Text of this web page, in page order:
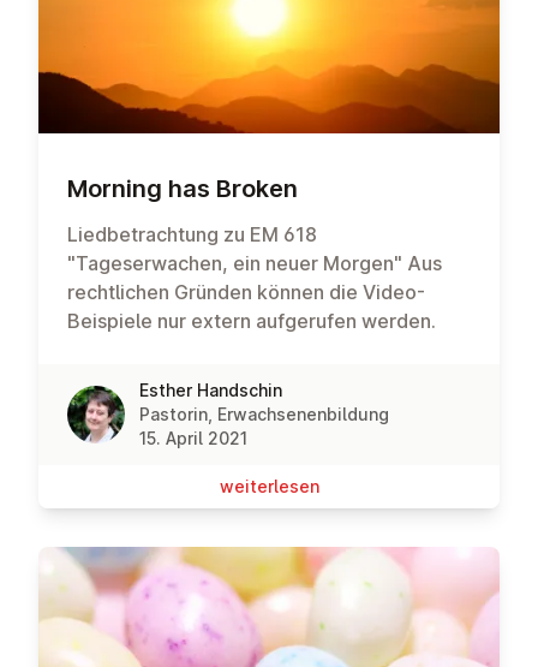
Morning has Broken
Liedbetrachtung zu EM 618
"Tageserwachen, ein neuer Morgen" Aus
rechtlichen Gründen können die Video-
Beispiele nur extern aufgerufen werden.
Esther Handschin
Pastorin, Erwachsenenbildung
15. April 2021
wei­ter­le­sen